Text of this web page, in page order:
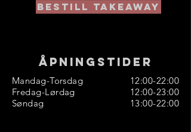
Bestill Takeaway
Åpningstider
Mandag-Torsdag
Fredag-Lørdag
Søndag
12:00-22:00
12:00-23:00
13:00-22:00